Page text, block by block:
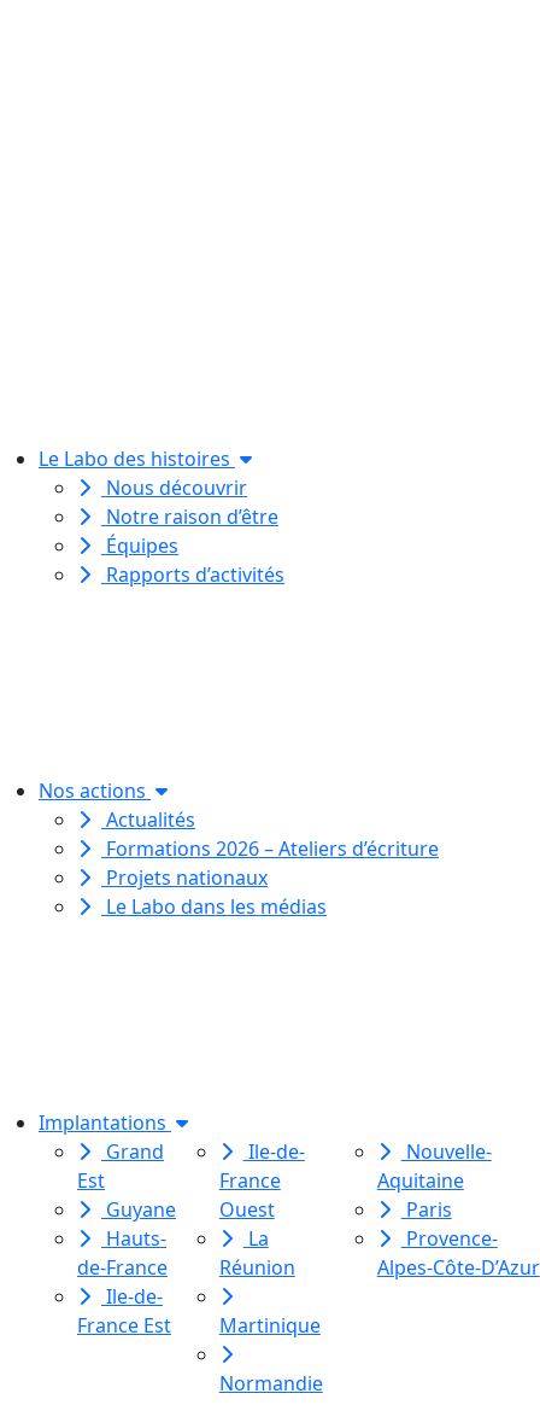
Le Labo des histoires
Nous découvrir
Notre raison d’être
Équipes
Rapports d’activités
Nos actions
Actualités
Formations 2026 – Ateliers d’écriture
Projets nationaux
Le Labo dans les médias
Implantations
Grand
Est
Guyane
Hauts-
de-France
Ile-de-
France Est
Ile-de-
France
Ouest
La
Réunion
Martinique
Normandie
Nouvelle-
Aquitaine
Paris
Provence-
Alpes-Côte-D’Azur